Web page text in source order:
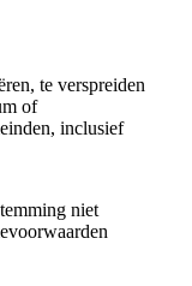
te verspreiden
of
inclusief
niet